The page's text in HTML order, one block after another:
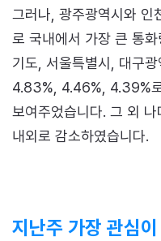
그러나, 광주광역시와
로 국내에서 가장 큰 통
기도, 서울특별시, 대구
4.83%, 4.46%, 4.39%
보여주었습니다. 그 외
내외로 감소하였습니다.
지난주 가장 관심